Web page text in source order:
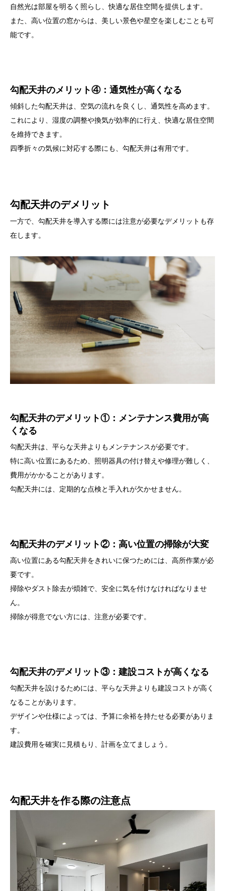
自然光は部屋を明るく照らし、快適な居住空間を提供します。
また、高い位置の窓からは、美しい景色や星空を楽しむことも可
能です。
勾配天井のメリット④：通気性が高くなる
傾斜した勾配天井は、空気の流れを良くし、通気性を高めます。
これにより、湿度の調整や換気が効率的に行え、快適な居住空間
を維持できます。
四季折々の気候に対応する際にも、勾配天井は有用です。
勾配天井のデメリット
一方で、勾配天井を導入する際には注意が必要なデメリットも存
在します。
勾配天井のデメリット①：メンテナンス費用が高
くなる
勾配天井は、平らな天井よりもメンテナンスが必要です。
特に高い位置にあるため、照明器具の付け替えや修理が難しく、
費用がかかることがあります。
勾配天井には、定期的な点検と手入れが欠かせません。
勾配天井のデメリット②：高い位置の掃除が大変
高い位置にある勾配天井をきれいに保つためには、高所作業が必
要です。
掃除やダスト除去が煩雑で、安全に気を付けなければなりませ
ん。
掃除が得意でない方には、注意が必要です。
勾配天井のデメリット③：建設コストが高くなる
勾配天井を設けるためには、平らな天井よりも建設コストが高く
なることがあります。
デザインや仕様によっては、予算に余裕を持たせる必要がありま
す。
建設費用を確実に見積もり、計画を立てましょう。
勾配天井を作る際の注意点